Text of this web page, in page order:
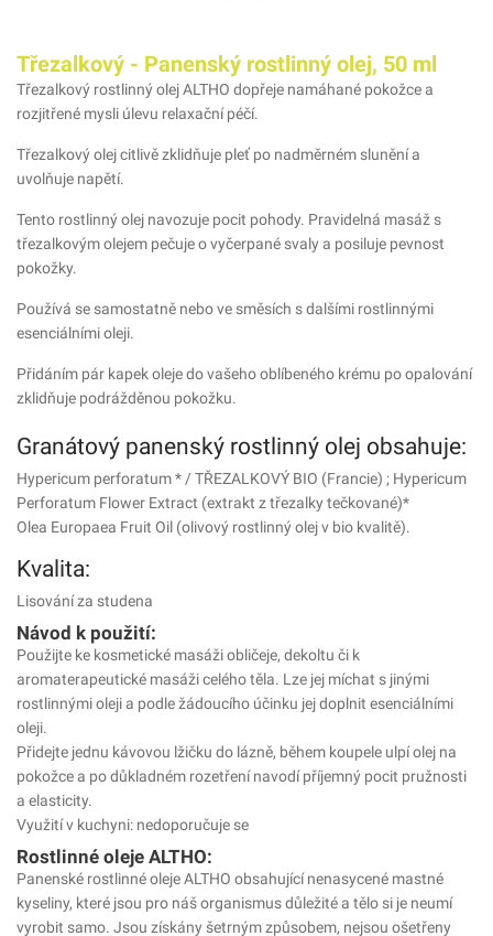
Třezalkový - Panenský rostlinný olej, 50 ml
Třezalkový rostlinný olej ALTHO dopřeje namáhané pokožce a
rozjitřené mysli úlevu relaxační péčí.
Třezalkový olej citlivě zklidňuje pleť po nadměrném slunění a
uvolňuje napětí.
Tento rostlinný olej navozuje pocit pohody. Pravidelná masáž s
třezalkovým olejem pečuje o vyčerpané svaly a posiluje pevnost
pokožky.
Používá se samostatně nebo ve směsích s dalšími rostlinnými
esenciálními oleji.
Přidáním pár kapek oleje do vašeho oblíbeného krému po opalování
zklidňuje podrážděnou pokožku.
Granátový panenský rostlinný olej obsahuje:
Hypericum perforatum * / TŘEZALKOVÝ BIO (Francie) ; Hypericum
Perforatum Flower Extract (extrakt z třezalky tečkované)*
Olea Europaea Fruit Oil (olivový rostlinný olej v bio kvalitě).
Kvalita:
Lisování za studena
Návod k použití:
Použijte ke kosmetické masáži obličeje, dekoltu či k
aromaterapeutické masáži celého těla. Lze jej míchat s jinými
rostlinnými oleji a podle žádoucího účinku jej doplnit esenciálními
oleji.
Přidejte jednu kávovou lžičku do lázně, během koupele ulpí olej na
pokožce a po důkladném rozetření navodí příjemný pocit pružnosti
a elasticity.
Využití v kuchyni: nedoporučuje se
Rostlinné oleje ALTHO:
Panenské rostlinné oleje ALTHO obsahující nenasycené mastné
kyseliny, které jsou pro náš organismus důležité a tělo si je neumí
vyrobit samo. Jsou získány šetrným způsobem, nejsou ošetřeny